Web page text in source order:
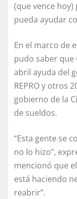
(que vence
pueda ayudar
En el marco de
pudo saber que
abril ayuda del
REPRO y otros
gobierno de la
de sueldos.
“Esta gente se
no lo hizo”,
mencionó que
está haciendo
reabrir”.